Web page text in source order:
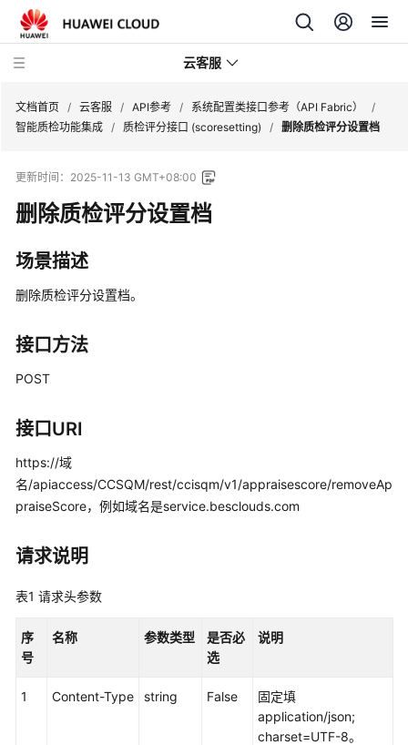
云客服
品
介
绍
快
速
入
户
南
价
格
说
发
南
文档首页 / 云客服 / API参考 / 系统配置类接口参考（API Fabric）
/
智能质检功能集成 / 质检评分接口 (scoresetting) / 删除质检评分设置档
更新时间： 2025-11-13 GMT+08:00
删除质检评分设置档
场景描述
删除质检评分设置档。
接口方法
POST
接口URI
https://域
名/apiaccess/CCSQM/rest/ccisqm/v1/appraisescore/removeAp
praiseScore，例如域名是service.besclouds.com
请求说明
表1 请求头参数
序
号
名称 参数类型
是否必
选
说明
1 Content-Type string False
固定填
application/json;
charset=UTF-8。